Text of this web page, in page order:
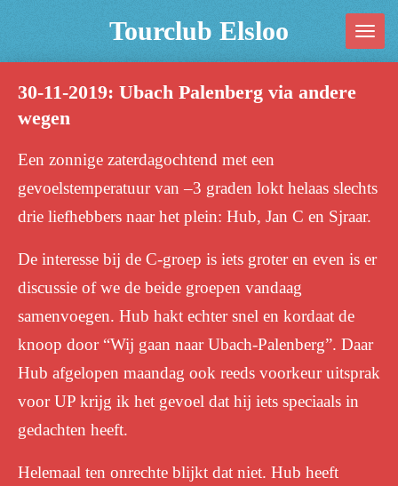
de
hoofdinhoud
Tourclub Elsloo
30-11-2019: Ubach Palenberg via andere
wegen
Een zonnige zaterdagochtend met een
gevoelstemperatuur van –3 graden lokt helaas slechts
drie liefhebbers naar het plein: Hub, Jan C en Sjraar.
De interesse bij de C-groep is iets groter en even is er
discussie of we de beide groepen vandaag
samenvoegen. Hub hakt echter snel en kordaat de
knoop door “Wij gaan naar Ubach-Palenberg”. Daar
Hub afgelopen maandag ook reeds voorkeur uitsprak
voor UP krijg ik het gevoel dat hij iets speciaals in
gedachten heeft.
Helemaal ten onrechte blijkt dat niet. Hub heeft